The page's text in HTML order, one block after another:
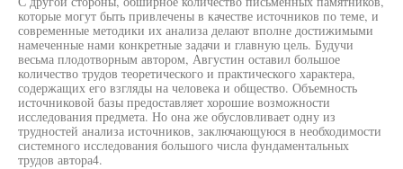
которые могут быть привлечены в качестве источников по теме, и
современные методики их анализа делают вполне достижимыми
намеченные нами конкретные задачи и главную цель. Будучи
весьма плодотворным автором, Августин оставил большое
количество трудов теоретического и практического характера,
содержащих его взгляды на человека и общество. Объемность
источниковой базы предоставляет хорошие возможности
исследования предмета. Но она же обусловливает одну из
трудностей анализа источников, заключающуюся в необходимости
системного исследования большого числа фундаментальных
трудов автора4.